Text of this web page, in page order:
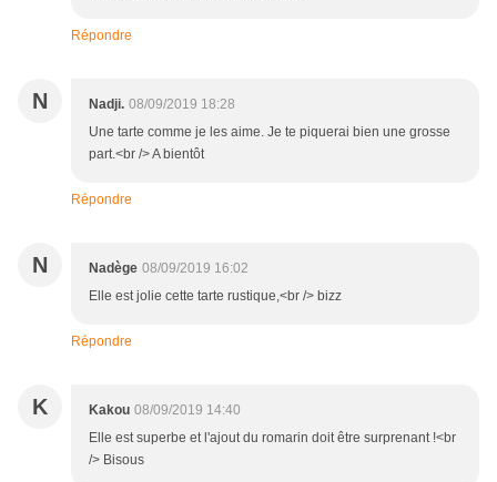
Répondre
N Nadji. 08/09/2019 18:28
Une tarte comme je les aime. Je te piquerai bien une grosse
part.<br /> A bientôt
Répondre
N Nadège 08/09/2019 16:02
Elle est jolie cette tarte rustique,<br /> bizz
Répondre
K Kakou 08/09/2019 14:40
Elle est superbe et l'ajout du romarin doit être surprenant !<br
/> Bisous